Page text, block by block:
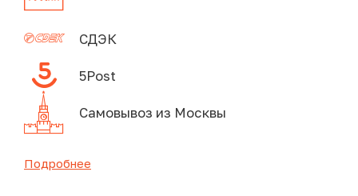
СДЭК
5Post
Самовывоз из Москвы
Подробнее